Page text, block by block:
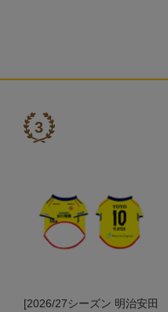
[2026/27シーズン 明治安田